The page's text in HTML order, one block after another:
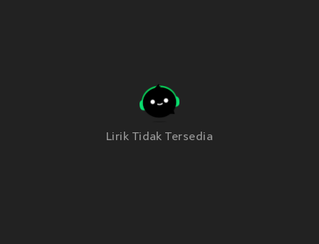
Lirik Tidak Tersedia